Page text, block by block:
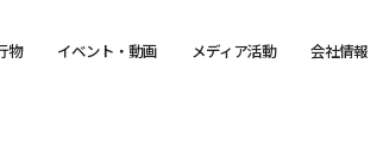
物 イベント・動画 メディア活動 会社情報